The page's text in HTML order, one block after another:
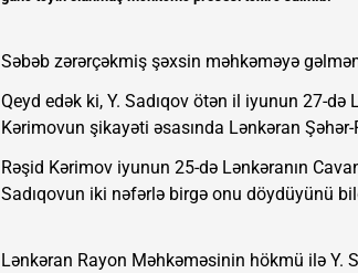
Səbəb zərərçəkmiş şəxsin məhkəməyə
Qeyd edək ki, Y. Sadıqov ötən il iyunun 27-
Kərimovun şikayəti əsasında Lənkəran
Rəşid Kərimov iyunun 25-də Lənkəranın
Sadıqovun iki nəfərlə birgə onu döydüyünü
Lənkəran Rayon Məhkəməsinin hökmü ilə Y.